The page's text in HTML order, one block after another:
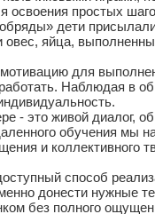
простых
дети
яйца,
для
Наблюдая в
это живой диалог,
обучения мы
и
способ
донести нужные
без полного